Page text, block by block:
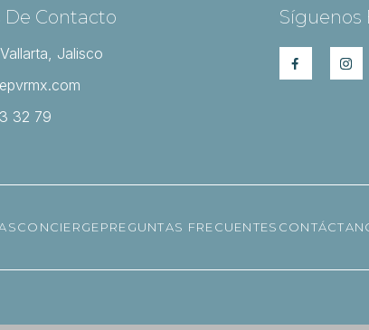
De Contacto
Jalisco
32 79
Síguenos
CONCIERGEPREGUNTAS FRECUENTES